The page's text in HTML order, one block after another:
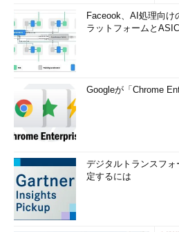
Faceook、AI処理向け
ラットフォームと
Googleが「Chrome
デジタルトランスフォ
定するには